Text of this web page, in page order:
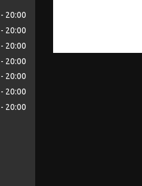
20:00
20:00
20:00
20:00
20:00
20:00
20:00